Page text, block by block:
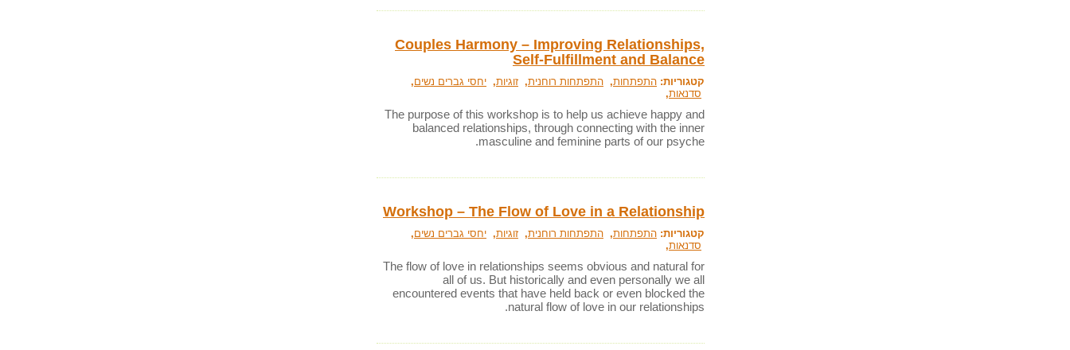
Couples Harmony – Improving Relationships,
Self-Fulfillment and Balance
קטגוריות: התפתחות, התפתחות רוחנית, זוגיות, יחסי גברים נשים,
סדנאות,
The purpose of this workshop is to help us achieve happy and
balanced relationships, through connecting with the inner
masculine and feminine parts of our psyche.
Workshop – The Flow of Love in a Relationship
קטגוריות: התפתחות, התפתחות רוחנית, זוגיות, יחסי גברים נשים,
סדנאות,
The flow of love in relationships seems obvious and natural for
all of us. But historically and even personally we all
encountered events that have held back or even blocked the
natural flow of love in our relationships.